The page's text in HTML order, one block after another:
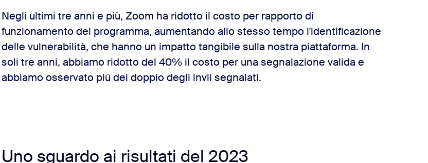
Negli ultimi tre anni e più, Zoom ha ridotto il costo per rapporto di
funzionamento del programma, aumentando allo stesso tempo l'identificazione
delle vulnerabilità, che hanno un impatto tangibile sulla nostra piattaforma. In
soli tre anni, abbiamo ridotto del 40% il costo per una segnalazione valida e
abbiamo osservato più del doppio degli invii segnalati.
Uno sguardo ai risultati del 2023